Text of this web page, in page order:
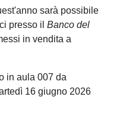
sarà possibile
presso il Banco del
in vendita a
in aula 007 da
16 giugno 2026